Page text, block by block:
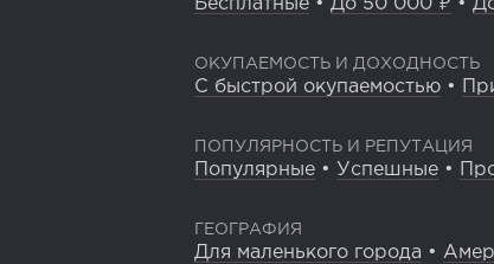
Бесплатные • До 50 000 ₽ •
ОКУПАЕМОСТЬ И ДОХОДНОСТЬ
С быстрой окупаемостью •
ПОПУЛЯРНОСТЬ И РЕПУТАЦИЯ
Популярные • Успешные •
ГЕОГРАФИЯ
Для маленького города •